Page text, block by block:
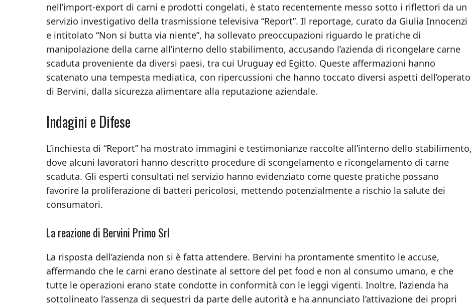
nell’import-export di carni e prodotti congelati, è stato recentemente messo sotto i riflettori da un
servizio investigativo della trasmissione televisiva “Report”. Il reportage, curato da Giulia Innocenzi
e intitolato “Non si butta via niente”, ha sollevato preoccupazioni riguardo le pratiche di
manipolazione della carne all’interno dello stabilimento, accusando l’azienda di ricongelare carne
scaduta proveniente da diversi paesi, tra cui Uruguay ed Egitto. Queste affermazioni hanno
scatenato una tempesta mediatica, con ripercussioni che hanno toccato diversi aspetti dell’operato
di Bervini, dalla sicurezza alimentare alla reputazione aziendale.
Indagini e Difese
L’inchiesta di “Report” ha mostrato immagini e testimonianze raccolte all’interno dello stabilimento,
dove alcuni lavoratori hanno descritto procedure di scongelamento e ricongelamento di carne
scaduta. Gli esperti consultati nel servizio hanno evidenziato come queste pratiche possano
favorire la proliferazione di batteri pericolosi, mettendo potenzialmente a rischio la salute dei
consumatori.
La reazione di Bervini Primo Srl
La risposta dell’azienda non si è fatta attendere. Bervini ha prontamente smentito le accuse,
affermando che le carni erano destinate al settore del pet food e non al consumo umano, e che
tutte le operazioni erano state condotte in conformità con le leggi vigenti. Inoltre, l’azienda ha
sottolineato l’assenza di sequestri da parte delle autorità e ha annunciato l’attivazione dei propri